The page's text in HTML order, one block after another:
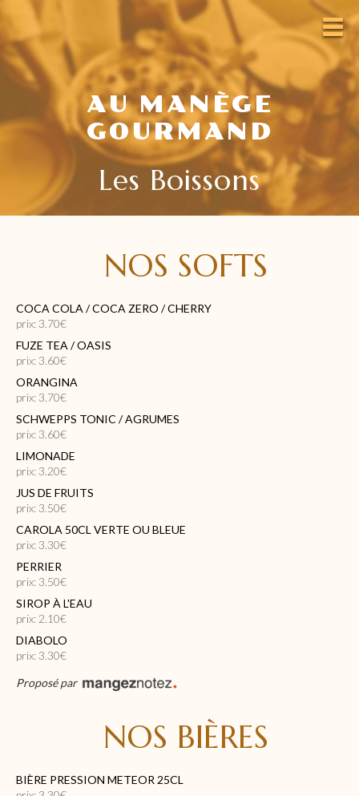
AU MANÈGE
GOURMAND
Les Boissons
NOS SOFTS
COCA COLA / COCA ZERO / CHERRY
prix: 3.70€
FUZE TEA / OASIS
prix: 3.60€
ORANGINA
prix: 3.70€
SCHWEPPS TONIC / AGRUMES
prix: 3.60€
LIMONADE
prix: 3.20€
JUS DE FRUITS
prix: 3.50€
CAROLA 50CL VERTE OU BLEUE
prix: 3.30€
PERRIER
prix: 3.50€
SIROP À L'EAU
prix: 2.10€
DIABOLO
prix: 3.30€
Proposé par
NOS BIÈRES
BIÈRE PRESSION METEOR 25CL